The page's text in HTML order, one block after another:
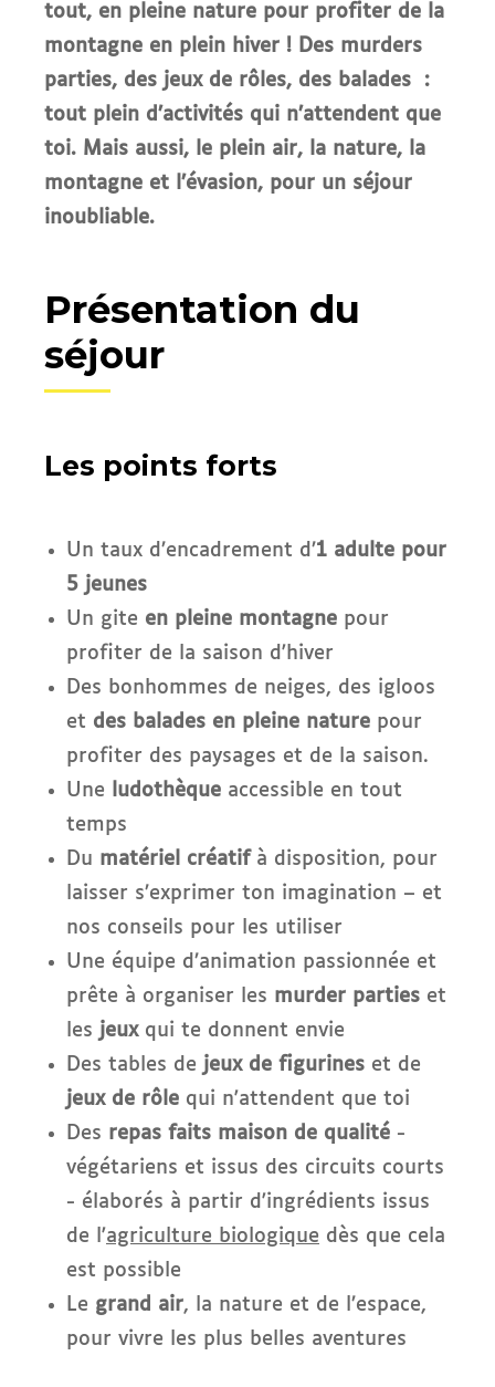
tout, en pleine nature pour profiter de la
montagne en plein hiver ! Des murders
parties, des jeux de rôles, des balades :
tout plein d’activités qui n’attendent que
toi. Mais aussi, le plein air, la nature, la
montagne et l’évasion, pour un séjour
inoubliable.
Présentation du
séjour
Les points forts
Un taux d’encadrement d’1 adulte pour
5 jeunes
Un gite en pleine montagne pour
profiter de la saison d'hiver
Des bonhommes de neiges, des igloos
et des balades en pleine nature pour
profiter des paysages et de la saison.
Une
ludothèque accessible en tout
temps
Du matériel créatifà disposition, pour
laisser s’exprimer ton imagination – et
nos conseils pour les utiliser
Une équipe d’animation passionnée et
prête à organiser les murder parties et
les jeuxqui te donnent envie
Des tables de jeux de figurines et de
jeux de rôle qui n'attendent que toi
Des repas faits maison de qualité -
végétariens et issus des circuits courts
- élaborés à partir d'ingrédients issus
de l'agriculture biologique dès que cela
est possible
Le grand air, la nature et de l’espace,
pour vivre les plus belles aventures